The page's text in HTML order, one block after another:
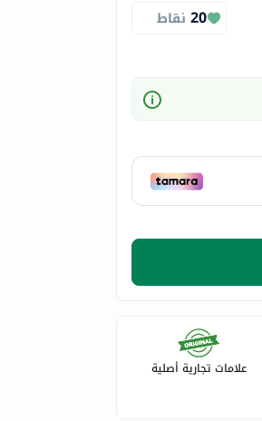
20 نقاط
علامات تجارية أصلية